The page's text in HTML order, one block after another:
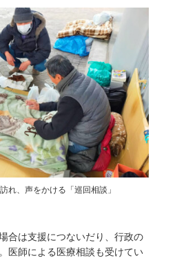
れ、声をかける「巡回相談」
合は支援につないだり、行政の
医師による医療相談も受けてい